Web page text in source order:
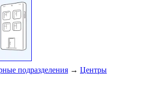
подразделения → Центры